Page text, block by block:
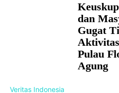
dan
Gugat
Pulau
Agung
Veritas Indonesia